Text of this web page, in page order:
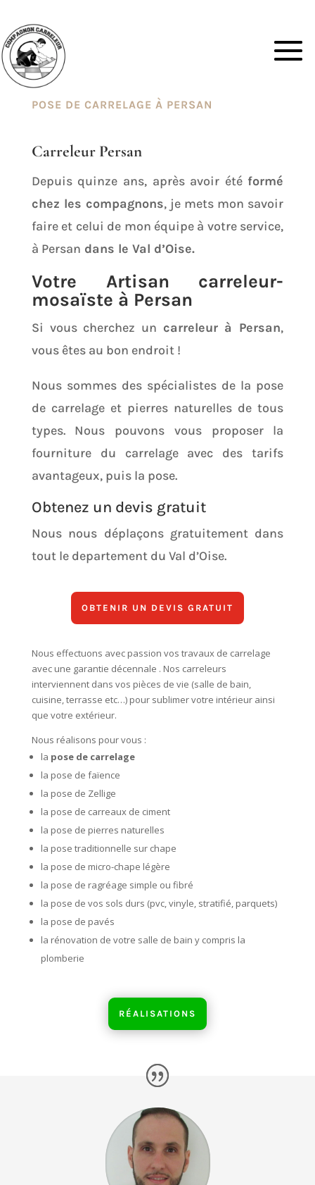
POSE DE CARRELAGE À PERSAN
Carreleur Persan
Depuis quinze ans, après avoir été formé
chez les compagnons, je mets mon savoir
faire et celui de mon équipe à votre service,
à Persan dans le Val d’Oise.
Votre Artisan carreleur-
mosaïste à Persan
Si vous cherchez un carreleur à Persan,
vous êtes au bon endroit !
Nous sommes des spécialistes de la pose
de carrelage et pierres naturelles de tous
types. Nous pouvons vous proposer la
fourniture du carrelage avec des tarifs
avantageux, puis la pose.
Obtenez un devis gratuit
Nous nous déplaçons gratuitement dans
tout le departement du Val d’Oise.
OBTENIR UN DEVIS GRATUIT
Nous effectuons avec passion vos travaux de carrelage
avec une garantie décennale . Nos carreleurs
interviennent dans vos pièces de vie (salle de bain,
cuisine, terrasse etc…) pour sublimer votre intérieur ainsi
que votre extérieur.
Nous réalisons pour vous :
la pose de carrelage
la pose de faïence
la pose de Zellige
la pose de carreaux de ciment
la pose de pierres naturelles
la pose traditionnelle sur chape
la pose de micro-chape légère
la pose de ragréage simple ou fibré
la pose de vos sols durs (pvc, vinyle, stratifié, parquets)
la pose de pavés
la rénovation de votre salle de bain y compris la
plomberie
RÉALISATIONS